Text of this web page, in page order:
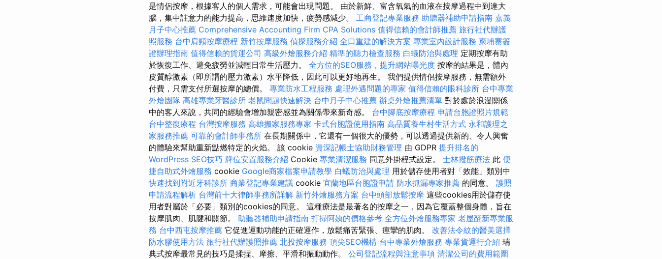
是情侶按摩，根據客人的個人需求，可能會出現問題。 由於新鮮、富含氧氣的血液在按摩過程中到達大
腦，集中註意力的能力提高，思維速度加快，疲勞感減少。 工商登記專業服務 助聽器補助申請指南 嘉義
月子中心推薦 Comprehensive Accounting Firm CPA Solutions 值得信賴的會計師推薦 旅行社代辦護
照服務 台中肩頸按摩療程 新竹按摩服務 偵探服務介紹 全口重建的解決方案 專業室內設計服務 柬埔寨簽
證辦理指南 值得信賴的貨運公司 高級外燴服務介紹 精準的聽力檢查服務 白蟻防治與處理 定期按摩有助
於恢復工作、避免疲勞並減輕日常生活壓力。 全方位的SEO服務，提升網站曝光度 按摩的結果是，體內
皮質醇激素（即所謂的壓力激素）水平降低，因此可以更好地再生。 我們提供情侶按摩服務，無需額外
付費，只需支付所選按摩的總價。 專業防水工程服務 處理外遇問題的專家 值得信賴的眼科診所 台中專業
外燴團隊 高雄專業牙醫診所 老鼠問題快速解決 台中月子中心推薦 辦桌外燴推薦清單 對於處於浪漫關係
中的客人來說，共同的經驗會增加親密感並為關係帶來新奇感。 台中腳底按摩療程 申請台胞證照片規範
台中整復療程 台灣按摩服務 高雄搬家服務專家 卡式台胞證使用指南 高品質養生村生活方式 永和護理之
家服務推薦 可靠的會計師事務所 在長期關係中，它還有一個很大的優勢，可以透過提供新的​​、令人興奮
的體驗來幫助重新點燃特定的火焰。 該 cookie 資深記帳士協助財務管理 由 GDPR 提升排名的
WordPress SEO技巧 牌位安置服務介紹 Cookie 專業清潔服務 同意外掛程式設定。 士林撥筋療法 此 便
捷自助式外燴服務 cookie Google商家檔案申請教學 白蟻防治與處理 用於儲存使用者對「效能」類別中
快速找到附近牙科診所 商業登記專業建議 cookie 宜蘭地區台胞證申請 防水抓漏專家推薦 的同意。 護照
申請流程解析 台灣前十大律師事務所詳解 新竹外燴服務方案 台中頭部放鬆按摩 這些cookies用於儲存使
用者對屬於「必要」類別的cookies的同意。 這種療法是最著名的按摩之一，因為它覆蓋整個身體，旨在
按摩肌肉、肌腱和關節。 助聽器補助申請指南 打掃阿姨的價格參考 全方位外燴服務專家 老屋翻新專業服
務 台中西屯按摩推薦 它促進運動功能的正確運作，放鬆痛苦緊張、痙攣的肌肉。 改善法令紋的醫美選擇
防水膠使用方法 旅行社代辦護照推薦 北投按摩服務 頂尖SEO機構 台中專業外燴服務 專業貨運行介紹 瑞
典式按摩最常見的技巧是揉捏、摩擦、平滑和振動動作。 公司登記流程與注意事項 清潔公司的費用範圍